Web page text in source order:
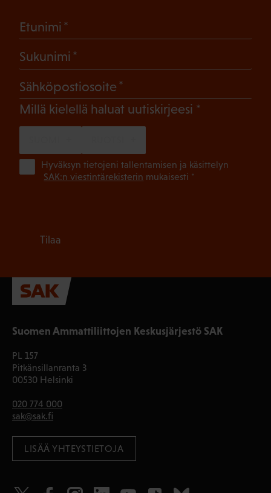
Suomen Ammattiliittojen Keskusjärjestö SAK
PL 157
Pitkänsillanranta 3
00530 Helsinki
020 774 000
sak@sak.fi
LISÄÄ YHTEYSTIETOJA
Etunimi
Sukunimi
Sähköpostiosoite
Millä kielellä haluat uutiskirjeesi (Pakollinen)
Hyväksyn tietojeni tallentamisen ja käsittelyn
SAK:n viestintärekisterin mukaisesti *
Tilaa